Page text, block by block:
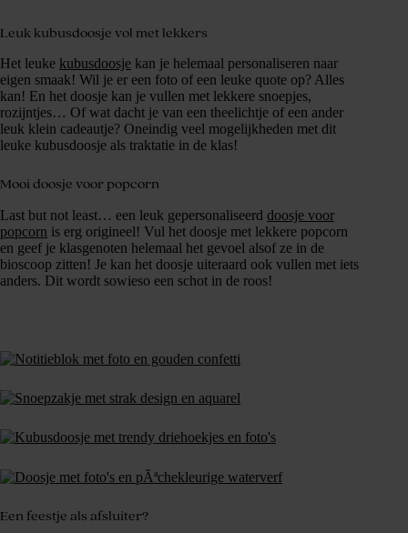
Leuk kubusdoosje vol met lekkers
Het leuke kubusdoosje kan je helemaal personaliseren naar
eigen smaak! Wil je er een foto of een leuke quote op? Alles
kan! En het doosje kan je vullen met lekkere snoepjes,
rozijntjes… Of wat dacht je van een theelichtje of een ander
leuk klein cadeautje? Oneindig veel mogelijkheden met dit
leuke kubusdoosje als traktatie in de klas!
Mooi doosje voor popcorn
Last but not least… een leuk gepersonaliseerd doosje voor
popcorn is erg origineel! Vul het doosje met lekkere popcorn
en geef je klasgenoten helemaal het gevoel alsof ze in de
bioscoop zitten! Je kan het doosje uiteraard ook vullen met iets
anders. Dit wordt sowieso een schot in de roos!
Een feestje als afsluiter?